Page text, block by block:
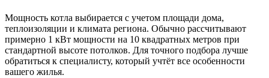
Мощность котла выбирается с учетом площади дома,
теплоизоляции и климата региона. Обычно рассчитывают
примерно 1 кВт мощности на 10 квадратных метров при
стандартной высоте потолков. Для точного подбора лучше
обратиться к специалисту, который учтёт все особенности
вашего жилья.